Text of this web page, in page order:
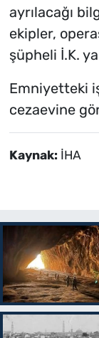
ayrılacağı
ekipler,
şüpheli İ.K.
Emniyetteki
cezaevine
Kaynak: İHA